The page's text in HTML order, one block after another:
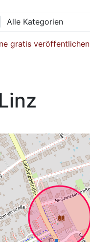
Alle Kategorien
gratis veröffentlichen